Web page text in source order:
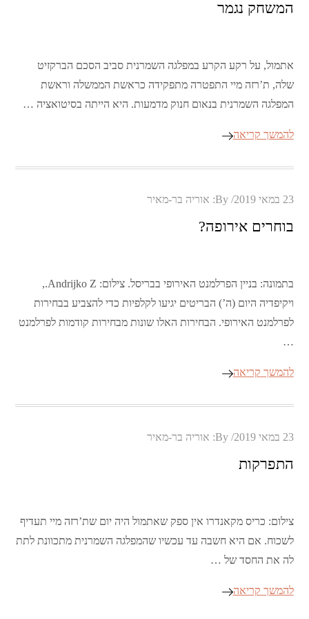
המשחק נגמר
אתמול, על רקע הקרע במפלגה השמרנית סביב הסכם הברקזיט
שלה, ת’רזה מיי התפטרה מתפקידה כראשת הממשלה וראשת
המפלגה השמרנית בנאום חנוק מדמעות. היא הייתה בסיטואציה …
להמשך קריאה
Posted
23 במאי 2019 By: אוריה בר-מאיר
בוחרים אירופה?
בתמונה: בניין הפרלמנט האירופי בבריסל. צילום: Andrijko Z.,
ויקיפדיה היום (ה’) הבריטים יגיעו לקלפיות כדי להצביע בבחירות
לפרלמנט האירופי. הבחירות האלו שונות מבחירות קודמות לפרלמנט
…
להמשך קריאה
Posted
23 במאי 2019 By: אוריה בר-מאיר
התפרקות
צילום: כריס מקאנדרו אין ספק שאתמול היה יום שת’רזה מיי תעדיף
לשכוח. אם היא חשבה עד עכשיו שהמפלגה השמרנית מתכוונת לתת
לה את החסד של …
להמשך קריאה